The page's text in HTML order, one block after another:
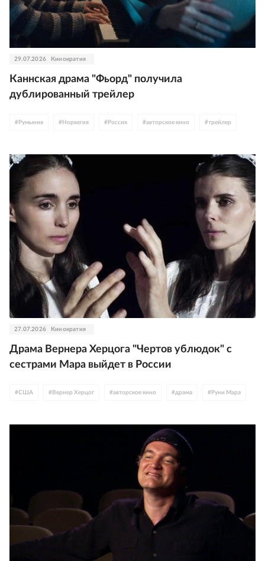
29.07.2026 Кинократия
Каннская драма "Фьорд" получила
дублированный трейлер
# Румыния # Норвегия # Россия #авторское кино #трейлер
27.07.2026 Кинократия
Драма Вернера Херцога "Чертов ублюдок" с
сестрами Мара выйдет в России
#США # Вернер Херцог #авторское кино #драма # Руни Мара